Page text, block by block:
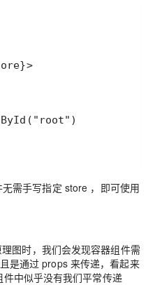
  <Provider store={store}>
需手写指定 store ，即可使用
图时，我们会发现容器组件需
是通过 props 来传递，看起来
中似乎没有我们平常传递